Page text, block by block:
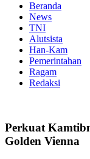
Beranda
News
TNI
Alutsista
Han-Kam
Pemerintahan
Ragam
Redaksi
Perkuat
Golden Vienna